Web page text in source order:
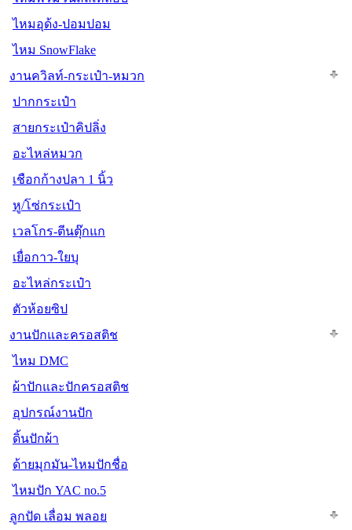
ไหมอุด้ง-ปอมปอม
ไหม SnowFlake
งานควิลท์-กระเป๋า-หมวก
ปากกระเป๋า
สายกระเป๋าคิปลิ่ง
อะไหล่หมวก
เชือกก้างปลา 1 นิ้ว
หู/โซ่กระเป๋า
เวลโกร-ตีนตุ๊กแก
เยื่อกาว-ใยบุ
อะไหล่กระเป๋า
ตัวห้อยซิป
งานปักและครอสติช
ไหม DMC
ผ้าปักและปักครอสติช
อุปกรณ์งานปัก
ดิ้นปักผ้า
ด้ายมุกมัน-ไหมปักชื่อ
ไหมปัก YAC no.5
ลูกปัด เลื่อม พลอย